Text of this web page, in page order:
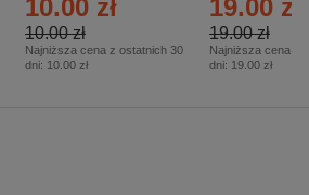
10.00 zł
10.00 zł
Najniższa cena z ostatnich 30
dni: 10.00 zł
– 2/2026
19.00 zł
19.00 zł
Najniższa cena z
dni: 19.00 zł